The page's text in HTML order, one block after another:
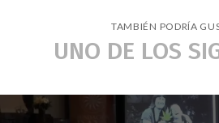
TAMBIÉN PODRÍA
UNO DE LOS